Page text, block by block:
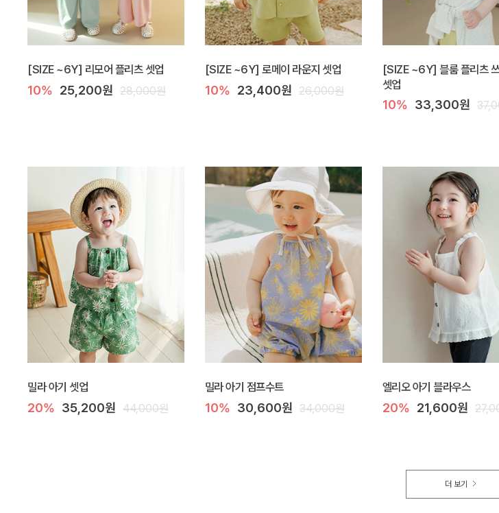
[SIZE ~6Y] 리모어 플리츠 셋업
10% 25,200원 28,000원
[SIZE ~6Y] 로메이 라운지 셋업
10% 23,400원 26,000원
[SIZE ~6Y] 블룸 플리츠
셋업
10% 33,300원
밀라 아기 셋업
20% 35,200원 44,000원
밀라 아기 점프수트
10% 30,600원 34,000원
엘리오 아기 블라우스
20% 21,600원
더 보기